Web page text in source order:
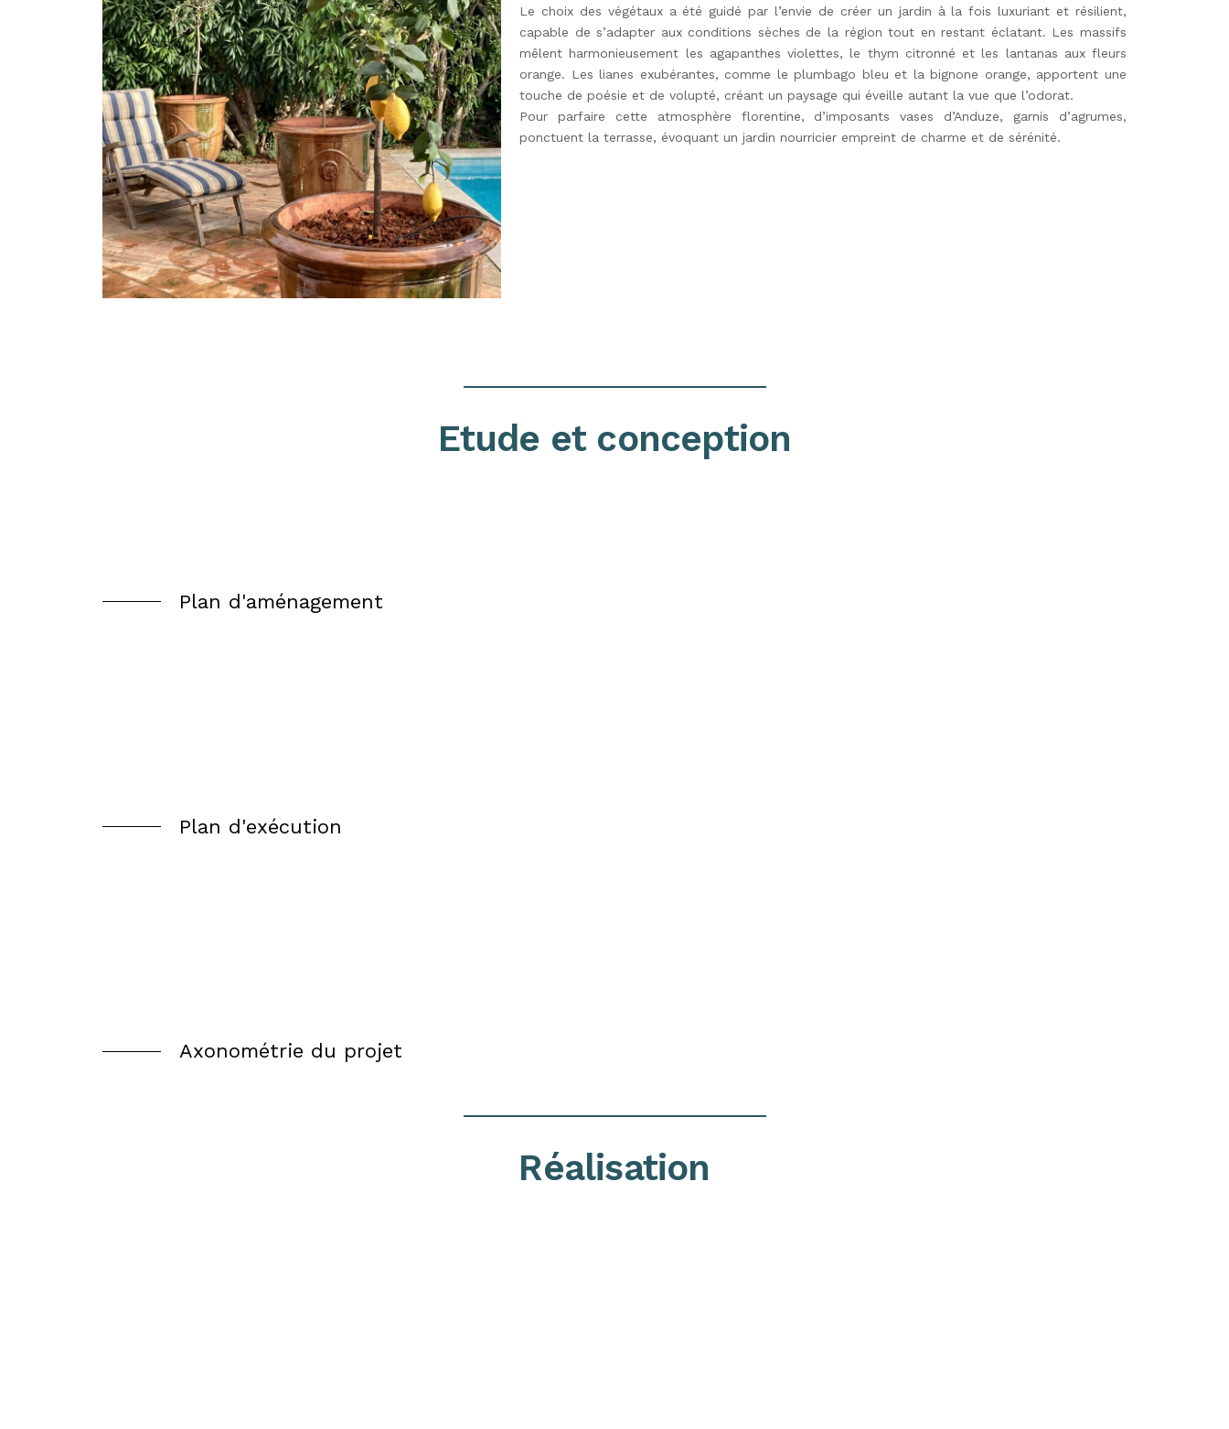
Le choix des végétaux a été guidé par l’envie de créer un jardin à la fois luxuriant et résilient,
capable de s’adapter aux conditions sèches de la région tout en restant éclatant. Les massifs
mêlent harmonieusement les agapanthes violettes, le thym citronné et les lantanas aux fleurs
orange. Les lianes exubérantes, comme le plumbago bleu et la bignone orange, apportent une
touche de poésie et de volupté, créant un paysage qui éveille autant la vue que l’odorat.
Pour parfaire cette atmosphère florentine, d’imposants vases d’Anduze, garnis d’agrumes,
ponctuent la terrasse, évoquant un jardin nourricier empreint de charme et de sérénité.
Etude et conception
Plan d'aménagement
Plan d'exécution
Axonométrie du projet
Réalisation